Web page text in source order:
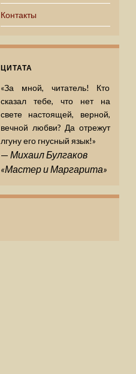
Контакты
ЦИТАТА
«За мной, читатель! Кто
сказал тебе, что нет на
свете настоящей, верной,
вечной любви? Да отрежут
лгуну его гнусный язык!»
— Михаил Булгаков
«Мастер и Маргарита»